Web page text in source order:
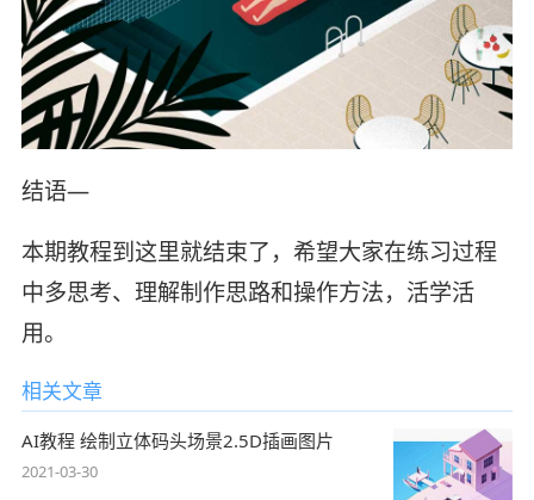
结语—
本期教程到这里就结束了，希望大家在练习过程
中多思考、理解制作思路和操作方法，活学活
用。
相关文章
AI教程 绘制立体码头场景2.5D插画图片
2021-03-30